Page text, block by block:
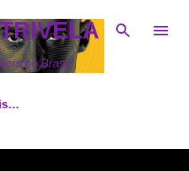
principal
no Brasil